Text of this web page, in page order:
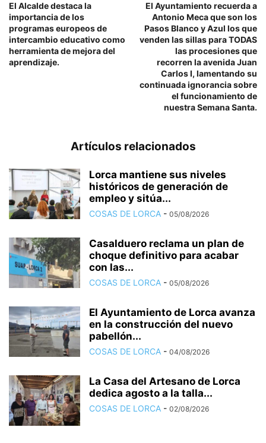
El Alcalde destaca la
importancia de los
programas europeos de
intercambio educativo como
herramienta de mejora del
aprendizaje.
El Ayuntamiento recuerda a
Antonio Meca que son los
Pasos Blanco y Azul los que
venden las sillas para TODAS
las procesiones que
recorren la avenida Juan
Carlos I, lamentando su
continuada ignorancia sobre
el funcionamiento de
nuestra Semana Santa.
Artículos relacionados
Lorca mantiene sus niveles
históricos de generación de
empleo y sitúa...
COSAS DE LORCA - 05/08/2026
Casalduero reclama un plan de
choque definitivo para acabar
con las...
COSAS DE LORCA - 05/08/2026
El Ayuntamiento de Lorca avanza
en la construcción del nuevo
pabellón...
COSAS DE LORCA - 04/08/2026
La Casa del Artesano de Lorca
dedica agosto a la talla...
COSAS DE LORCA - 02/08/2026